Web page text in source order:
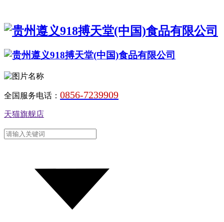
全国服务电话： 0856-7239909
天猫旗舰店